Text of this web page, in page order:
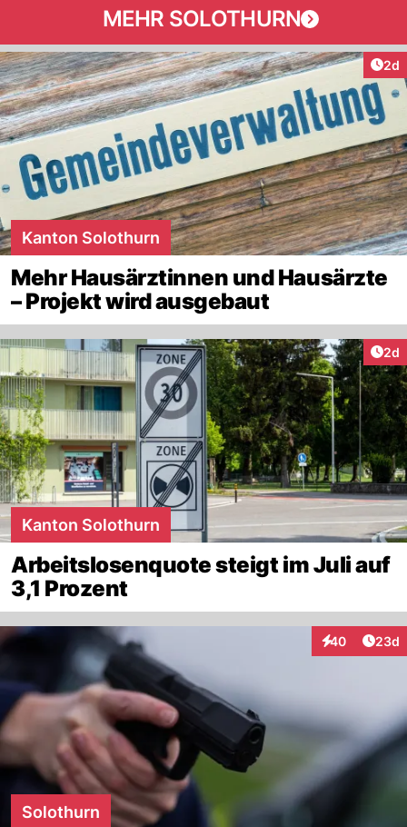
MEHR SOLOTHURN
2d
Kanton Solothurn
Mehr Hausärztinnen und Hausärzte
– Projekt wird ausgebaut
2d
Kanton Solothurn
Arbeitslosenquote steigt im Juli auf
3,1 Prozent
40
Interaktionen
23d
Solothurn